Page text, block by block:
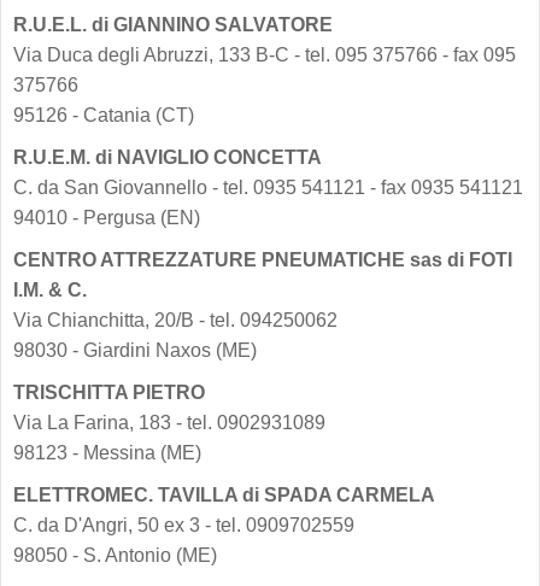
R.U.E.L. di GIANNINO SALVATORE
Via Duca degli Abruzzi, 133 B-C - tel. 095 375766 - fax 095
375766
95126 - Catania (CT)
R.U.E.M. di NAVIGLIO CONCETTA
C. da San Giovannello - tel. 0935 541121 - fax 0935 541121
94010 - Pergusa (EN)
CENTRO ATTREZZATURE PNEUMATICHE sas di FOTI
I.M. & C.
Via Chianchitta, 20/B - tel. 094250062
98030 - Giardini Naxos (ME)
TRISCHITTA PIETRO
Via La Farina, 183 - tel. 0902931089
98123 - Messina (ME)
ELETTROMEC. TAVILLA di SPADA CARMELA
C. da D'Angri, 50 ex 3 - tel. 0909702559
98050 - S. Antonio (ME)